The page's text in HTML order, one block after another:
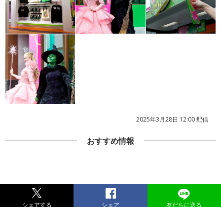
2025年3月28日 12:00 配信
おすすめ情報
シェアする シェア 友だちに送る